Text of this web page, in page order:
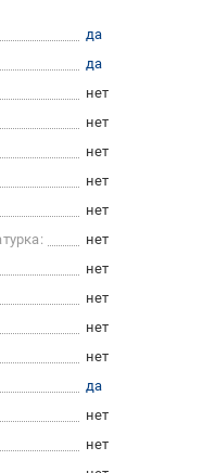
да
да
нет
нет
нет
нет
нет
нет
нет
нет
нет
нет
да
нет
нет